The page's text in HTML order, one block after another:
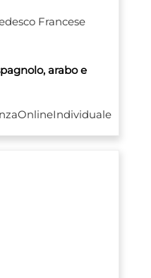
Francese
arabo e
OnlineIndividuale